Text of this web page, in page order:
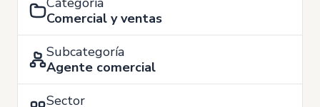
Comercial y ventas
Subcategoría
Agente comercial
Sector